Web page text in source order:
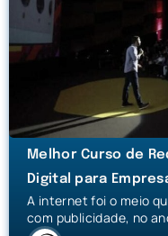
Melhor Curso de
Digital para
A internet foi o meio
com publicidade, no